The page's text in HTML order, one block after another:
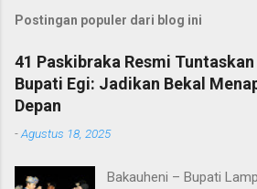
Postingan populer dari blog ini
41 Paskibraka Resmi
Bupati Egi: Jadikan Bekal
Depan
-Agustus 18, 2025
Bakauheni – Bupati